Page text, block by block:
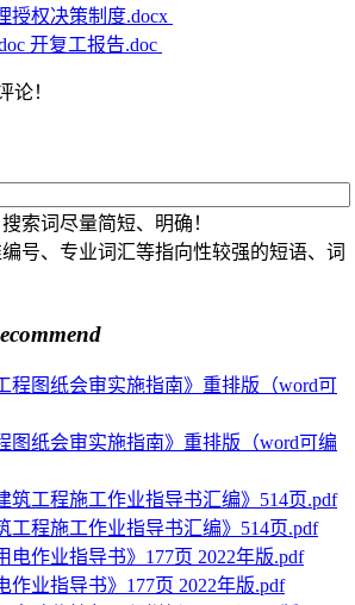
授权决策制度.docx
开复工报告.doc
论！
索词尽量简短、明确！
号、专业词汇等指向性较强的短语、词
图纸会审实施指南》重排版（word可编
工程施工作业指导书汇编》514页.pdf
作业指导书》177页 2022年版.pdf